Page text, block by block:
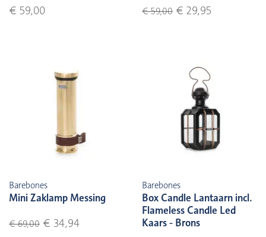
€ 59,00 € 59,00 € 29,95
Barebones
Mini Zaklamp Messing
€ 69,00 € 34,94
Barebones
Box Candle Lantaarn incl.
Flameless Candle Led
Kaars - Brons